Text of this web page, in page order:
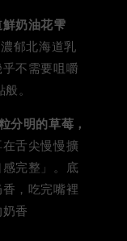
鮮奶油花雫
郁北海道乳
不需要咀嚼
。
分明的草莓，
舌尖慢慢擴
完整」。底
，吃完嘴裡
香